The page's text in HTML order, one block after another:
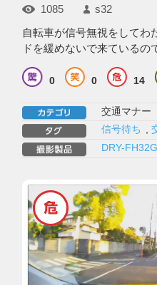
1085 s32
自転車が信号無視をしてわ
ドを緩めないで来ているの
0 0 14
交通マナー
信号待ち ,
DRY-